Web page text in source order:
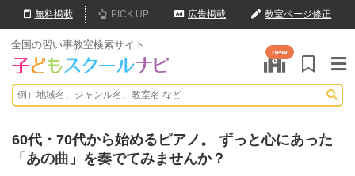
無料掲載 PICK UP 広告掲載 教室ページ修正
全国の習い事教室検索サイト
new
60代・70代から始めるピアノ。 ずっと心にあった
「あの曲」を奏でてみませんか？